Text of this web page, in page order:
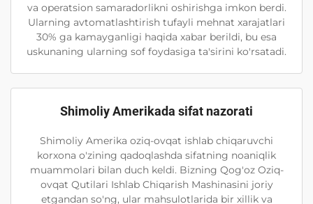
va operatsion samaradorlikni oshirishga imkon berdi.
Ularning avtomatlashtirish tufayli mehnat xarajatlari
30% ga kamayganligi haqida xabar berildi, bu esa
uskunaning ularning sof foydasiga ta'sirini ko'rsatadi.
Shimoliy Amerikada sifat nazorati
Shimoliy Amerika oziq-ovqat ishlab chiqaruvchi
korxona o'zining qadoqlashda sifatning noaniqlik
muammolari bilan duch keldi. Bizning Qog'oz Oziq-
ovqat Qutilari Ishlab Chiqarish Mashinasini joriy
etgandan so'ng, ular mahsulotlarida bir xillik va